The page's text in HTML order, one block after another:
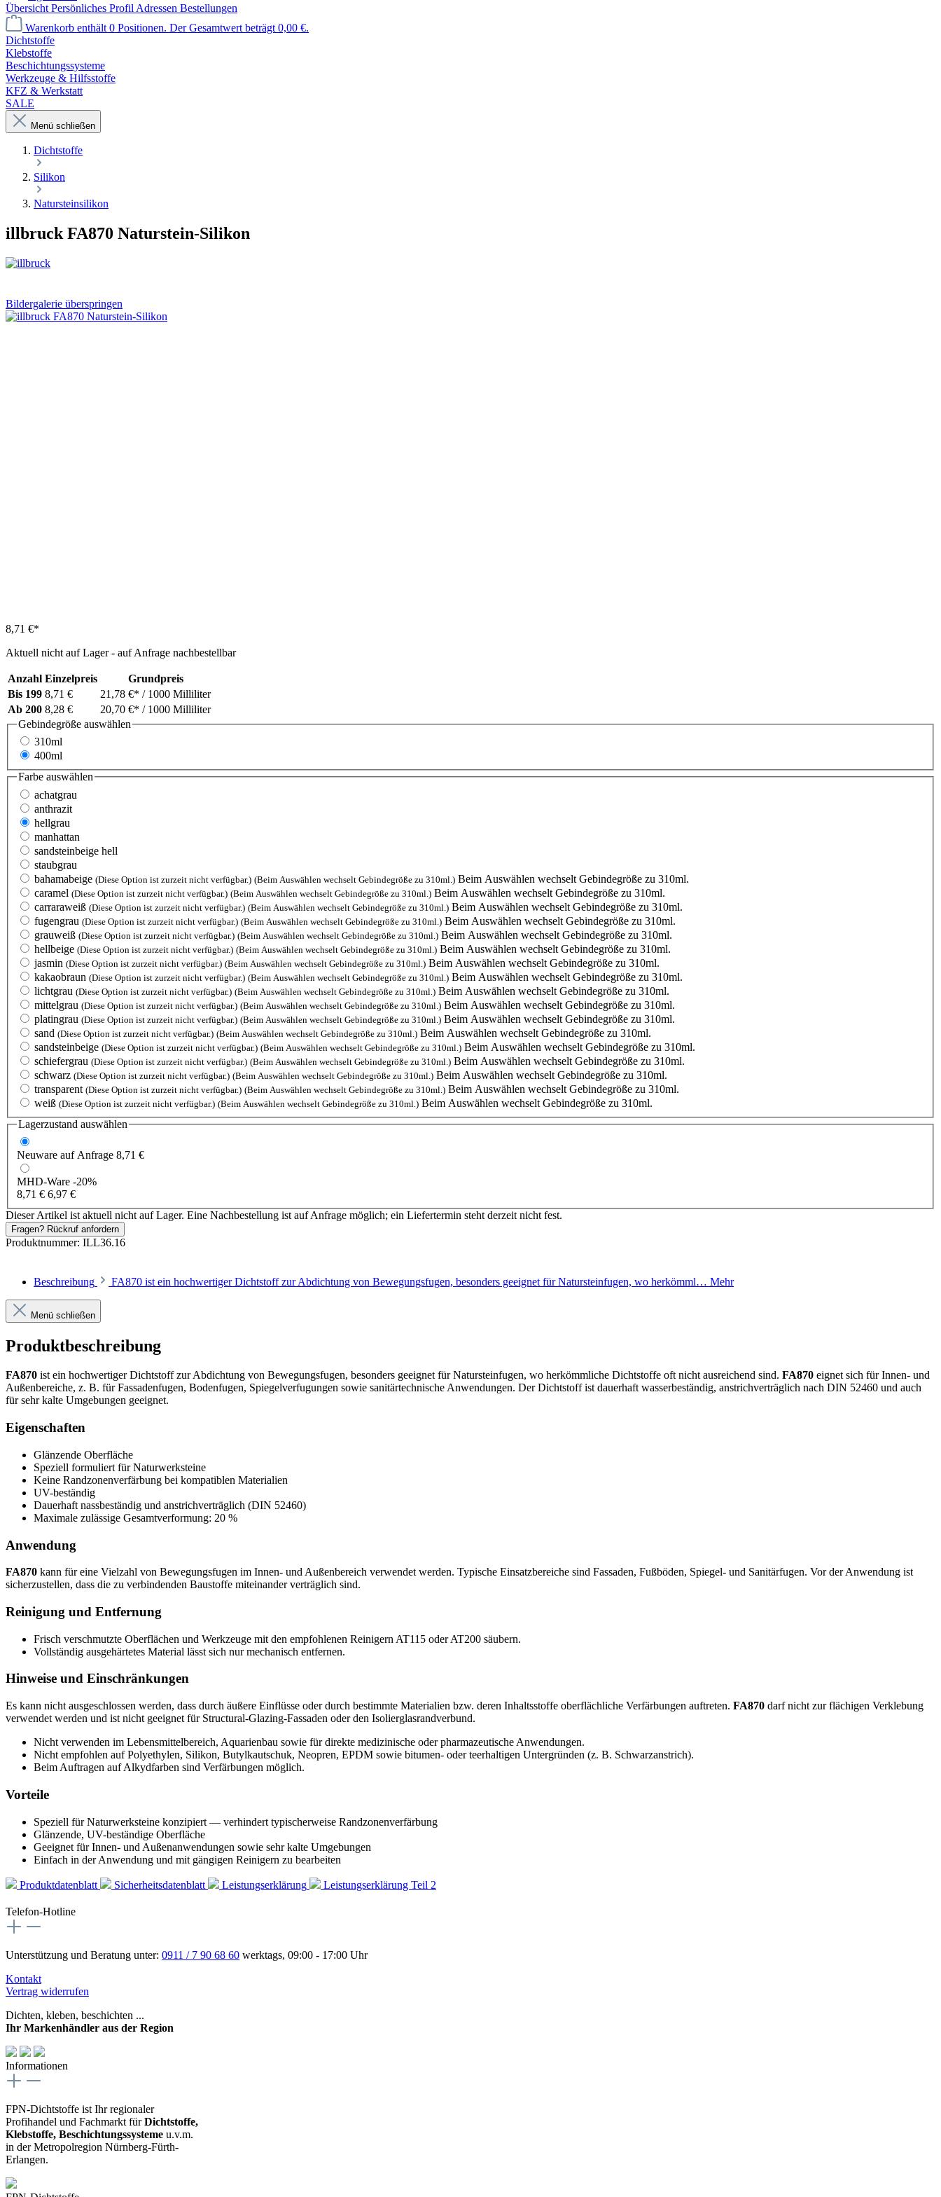
Übersicht Persönliches Profil Adressen Bestellungen
Warenkorb enthält 0 Positionen. Der Gesamtwert beträgt 0,00 €.
Dichtstoffe
Klebstoffe
Beschichtungssysteme
Werkzeuge & Hilfsstoffe
KFZ & Werkstatt
SALE
Menü schließen
Dichtstoffe
Silikon
Natursteinsilikon
illbruck FA870 Naturstein-Silikon
Bildergalerie überspringen
8,71 €*
Aktuell nicht auf Lager - auf Anfrage nachbestellbar
Anzahl Einzelpreis
Grundpreis
Bis 199 8,71 € 21,78 €* / 1000 Milliliter
Ab 200 8,28 € 20,70 €* / 1000 Milliliter
Gebindegröße auswählen
310ml
400ml
Farbe auswählen
achatgrau
anthrazit
hellgrau
manhattan
sandsteinbeige hell
staubgrau
bahamabeige (Diese Option ist zurzeit nicht verfügbar.) (Beim Auswählen wechselt Gebindegröße zu 310ml.) Beim Auswählen wechselt Gebindegröße zu 310ml.
caramel (Diese Option ist zurzeit nicht verfügbar.) (Beim Auswählen wechselt Gebindegröße zu 310ml.) Beim Auswählen wechselt Gebindegröße zu 310ml.
carraraweiß (Diese Option ist zurzeit nicht verfügbar.) (Beim Auswählen wechselt Gebindegröße zu 310ml.) Beim Auswählen wechselt Gebindegröße zu 310ml.
fugengrau (Diese Option ist zurzeit nicht verfügbar.) (Beim Auswählen wechselt Gebindegröße zu 310ml.) Beim Auswählen wechselt Gebindegröße zu 310ml.
grauweiß (Diese Option ist zurzeit nicht verfügbar.) (Beim Auswählen wechselt Gebindegröße zu 310ml.) Beim Auswählen wechselt Gebindegröße zu 310ml.
hellbeige (Diese Option ist zurzeit nicht verfügbar.) (Beim Auswählen wechselt Gebindegröße zu 310ml.) Beim Auswählen wechselt Gebindegröße zu 310ml.
jasmin (Diese Option ist zurzeit nicht verfügbar.) (Beim Auswählen wechselt Gebindegröße zu 310ml.) Beim Auswählen wechselt Gebindegröße zu 310ml.
kakaobraun (Diese Option ist zurzeit nicht verfügbar.) (Beim Auswählen wechselt Gebindegröße zu 310ml.) Beim Auswählen wechselt Gebindegröße zu 310ml.
lichtgrau (Diese Option ist zurzeit nicht verfügbar.) (Beim Auswählen wechselt Gebindegröße zu 310ml.) Beim Auswählen wechselt Gebindegröße zu 310ml.
mittelgrau (Diese Option ist zurzeit nicht verfügbar.) (Beim Auswählen wechselt Gebindegröße zu 310ml.) Beim Auswählen wechselt Gebindegröße zu 310ml.
platingrau (Diese Option ist zurzeit nicht verfügbar.) (Beim Auswählen wechselt Gebindegröße zu 310ml.) Beim Auswählen wechselt Gebindegröße zu 310ml.
sand (Diese Option ist zurzeit nicht verfügbar.) (Beim Auswählen wechselt Gebindegröße zu 310ml.) Beim Auswählen wechselt Gebindegröße zu 310ml.
sandsteinbeige (Diese Option ist zurzeit nicht verfügbar.) (Beim Auswählen wechselt Gebindegröße zu 310ml.) Beim Auswählen wechselt Gebindegröße zu 310ml.
schiefergrau (Diese Option ist zurzeit nicht verfügbar.) (Beim Auswählen wechselt Gebindegröße zu 310ml.) Beim Auswählen wechselt Gebindegröße zu 310ml.
schwarz (Diese Option ist zurzeit nicht verfügbar.) (Beim Auswählen wechselt Gebindegröße zu 310ml.) Beim Auswählen wechselt Gebindegröße zu 310ml.
transparent (Diese Option ist zurzeit nicht verfügbar.) (Beim Auswählen wechselt Gebindegröße zu 310ml.) Beim Auswählen wechselt Gebindegröße zu 310ml.
weiß (Diese Option ist zurzeit nicht verfügbar.) (Beim Auswählen wechselt Gebindegröße zu 310ml.) Beim Auswählen wechselt Gebindegröße zu 310ml.
Lagerzustand auswählen
Neuware auf Anfrage 8,71 €
MHD-Ware -20%
8,71 € 6,97 €
Dieser Artikel ist aktuell nicht auf Lager. Eine Nachbestellung ist auf Anfrage möglich; ein Liefertermin steht derzeit nicht fest.
Fragen? Rückruf anfordern
Produktnummer: ILL36.16
Beschreibung FA870 ist ein hochwertiger Dichtstoff zur Abdichtung von Bewegungsfugen, besonders geeignet für Natursteinfugen, wo herkömml… Mehr
Menü schließen
Produktbeschreibung
FA870 ist ein hochwertiger Dichtstoff zur Abdichtung von Bewegungsfugen, besonders geeignet für Natursteinfugen, wo herkömmliche Dichtstoffe oft nicht ausreichend sind. FA870 eignet sich für Innen- und
Außenbereiche, z. B. für Fassadenfugen, Bodenfugen, Spiegelverfugungen sowie sanitärtechnische Anwendungen. Der Dichtstoff ist dauerhaft wasserbeständig, anstrichverträglich nach DIN 52460 und auch
für sehr kalte Umgebungen geeignet.
Eigenschaften
Glänzende Oberfläche
Speziell formuliert für Naturwerksteine
Keine Randzonenverfärbung bei kompatiblen Materialien
UV-beständig
Dauerhaft nassbeständig und anstrichverträglich (DIN 52460)
Maximale zulässige Gesamtverformung: 20 %
Anwendung
FA870 kann für eine Vielzahl von Bewegungsfugen im Innen- und Außenbereich verwendet werden. Typische Einsatzbereiche sind Fassaden, Fußböden, Spiegel- und Sanitärfugen. Vor der Anwendung ist
sicherzustellen, dass die zu verbindenden Baustoffe miteinander verträglich sind.
Reinigung und Entfernung
Frisch verschmutzte Oberflächen und Werkzeuge mit den empfohlenen Reinigern AT115 oder AT200 säubern.
Vollständig ausgehärtetes Material lässt sich nur mechanisch entfernen.
Hinweise und Einschränkungen
Es kann nicht ausgeschlossen werden, dass durch äußere Einflüsse oder durch bestimmte Materialien bzw. deren Inhaltsstoffe oberflächliche Verfärbungen auftreten. FA870 darf nicht zur flächigen Verklebung
verwendet werden und ist nicht geeignet für Structural-Glazing-Fassaden oder den Isolierglasrandverbund.
Nicht verwenden im Lebensmittelbereich, Aquarienbau sowie für direkte medizinische oder pharmazeutische Anwendungen.
Nicht empfohlen auf Polyethylen, Silikon, Butylkautschuk, Neopren, EPDM sowie bitumen- oder teerhaltigen Untergründen (z. B. Schwarzanstrich).
Beim Auftragen auf Alkydfarben sind Verfärbungen möglich.
Vorteile
Speziell für Naturwerksteine konzipiert — verhindert typischerweise Randzonenverfärbung
Glänzende, UV-beständige Oberfläche
Geeignet für Innen- und Außenanwendungen sowie sehr kalte Umgebungen
Einfach in der Anwendung und mit gängigen Reinigern zu bearbeiten
Produktdatenblatt Sicherheitsdatenblatt Leistungserklärung Leistungserklärung Teil 2
Telefon-Hotline
Unterstützung und Beratung unter: 0911 / 7 90 68 60 werktags, 09:00 - 17:00 Uhr
Kontakt
Vertrag widerrufen
Dichten, kleben, beschichten ...
Ihr Markenhändler aus der Region
Informationen
FPN-Dichtstoffe ist Ihr regionaler
Profihandel und Fachmarkt fürDichtstoffe,
Klebstoffe, Beschichtungssysteme u.v.m.
in der Metropolregion Nürnberg-Fürth-
Erlangen.